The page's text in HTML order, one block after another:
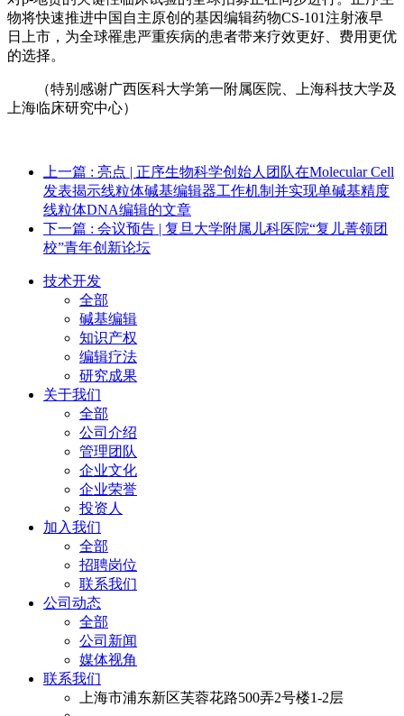
物将快速推进中国自主原创的基因编辑药物CS-101注射液早
日上市，为全球罹患严重疾病的患者带来疗效更好、费用更优
的选择。
（特别感谢广西医科大学第一附属医院、上海科技大学及
上海临床研究中心）
上一篇 : 亮点 | 正序生物科学创始人团队在Molecular Cell
发表揭示线粒体碱基编辑器工作机制并实现单碱基精度
线粒体DNA编辑的文章
下一篇 : 会议预告 | 复旦大学附属儿科医院“复儿菁领团
校”青年创新论坛
技术开发
全部
碱基编辑
知识产权
编辑疗法
研究成果
关于我们
全部
公司介绍
管理团队
企业文化
企业荣誉
投资人
加入我们
全部
招聘岗位
联系我们
公司动态
全部
公司新闻
媒体视角
联系我们
上海市浦东新区芙蓉花路500弄2号楼1-2层